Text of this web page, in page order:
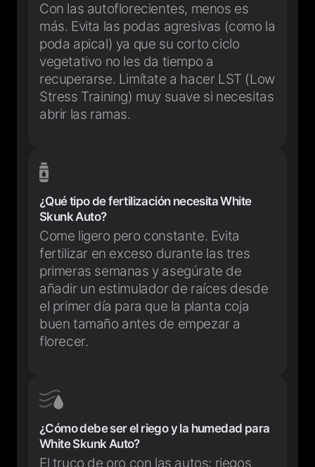
Con las autoflorecientes, menos es
más. Evita las podas agresivas (como la
poda apical) ya que su corto ciclo
vegetativo no les da tiempo a
recuperarse. Limítate a hacer LST (Low
Stress Training) muy suave si necesitas
abrir las ramas.
¿Qué tipo de fertilización necesita White
Skunk Auto?
Come ligero pero constante. Evita
fertilizar en exceso durante las tres
primeras semanas y asegúrate de
añadir un estimulador de raíces desde
el primer día para que la planta coja
buen tamaño antes de empezar a
florecer.
¿Cómo debe ser el riego y la humedad para
White Skunk Auto?
El truco de oro con las autos: riegos